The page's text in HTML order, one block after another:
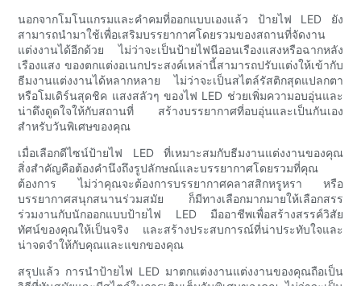
นอกจากโมโนแกรมและคำคมที่ออกแบบเองแล้ว ป้ายไฟ LED ยัง
สามารถนำมาใช้เพื่อเสริมบรรยากาศโดยรวมของสถานที่จัดงาน
แต่งงานได้อีกด้วย ไม่ว่าจะเป็นป้ายไฟนีออนเรืองแสงหรือฉากหลัง
เรืองแสง ของตกแต่งอเนกประสงค์เหล่านี้สามารถปรับแต่งให้เข้ากับ
ธีมงานแต่งงานได้หลากหลาย ไม่ว่าจะเป็นสไตล์รัสติกสุดแปลกตา
หรือโมเดิร์นสุดชิค แสงสลัวๆ ของไฟ LED ช่วยเพิ่มความอบอุ่นและ
น่าดึงดูดใจให้กับสถานที่ สร้างบรรยากาศที่อบอุ่นและเป็นกันเอง
สำหรับวันพิเศษของคุณ
เมื่อเลือกดีไซน์ป้ายไฟ LED ที่เหมาะสมกับธีมงานแต่งงานของคุณ
สิ่งสำคัญคือต้องคำนึงถึงรูปลักษณ์และบรรยากาศโดยรวมที่คุณ
ต้องการ ไม่ว่าคุณจะต้องการบรรยากาศคลาสสิกหรูหรา หรือ
บรรยากาศสนุกสนานร่วมสมัย ก็มีทางเลือกมากมายให้เลือกสรร
ร่วมงานกับนักออกแบบป้ายไฟ LED มืออาชีพเพื่อสร้างสรรค์วิสัย
ทัศน์ของคุณให้เป็นจริง และสร้างประสบการณ์ที่น่าประทับใจและ
น่าจดจำให้กับคุณและแขกของคุณ
สรุปแล้ว การนำป้ายไฟ LED มาตกแต่งงานแต่งงานของคุณถือเป็น